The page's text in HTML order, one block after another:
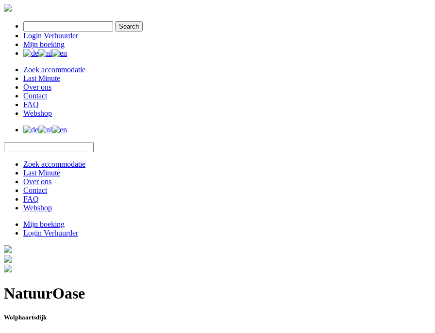
Search
Login Verhuurder
Mijn boeking
Zoek accommodatie
Last Minute
Over ons
Contact
FAQ
Webshop
Zoek accommodatie
Last Minute
Over ons
Contact
FAQ
Webshop
Mijn boeking
Login Verhuurder
NatuurOase
Wolphaartsdijk